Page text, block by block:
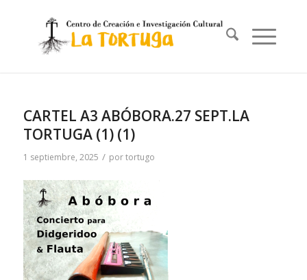
CARTEL A3 ABÓBORA.27 SEPT.LA
TORTUGA (1) (1)
1 septiembre, 2025 / portortugo